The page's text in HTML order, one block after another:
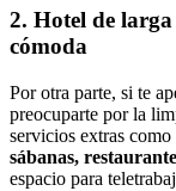
2. Hotel de
cómoda
Por otra parte, si te
preocuparte por la
servicios extras como
sábanas,
espacio para